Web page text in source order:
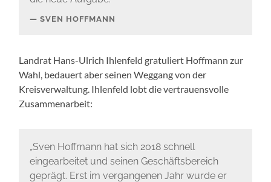
SVEN HOFFMANN
Landrat Hans-Ulrich Ihlenfeld gratuliert Hoffmann zur
Wahl, bedauert aber seinen Weggang von der
Kreisverwaltung. Ihlenfeld lobt die vertrauensvolle
Zusammenarbeit:
„Sven Hoffmann hat sich 2018 schnell
eingearbeitet und seinen Geschäftsbereich
geprägt. Erst im vergangenen Jahr wurde er